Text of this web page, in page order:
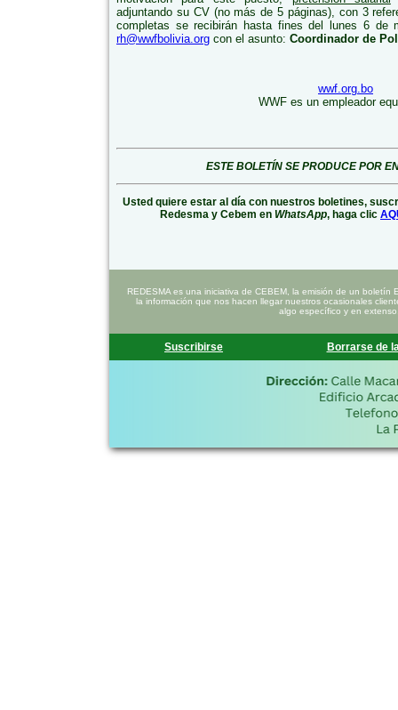
adjuntando su CV (no más de 5 páginas), con 3
completas se recibirán hasta fines del lunes 6 de
rh@wwfbolivia.org con el asunto: Coordinador de
wwf.org.bo
WWF es un empleador
ESTE BOLETÍN SE PRODUCE POR
Usted quiere estar al día con nuestros boletines,
Redesma y Cebem en WhatsApp, haga clic
REDESMA es una iniciativa de CEBEM, la emisión de un
la información que nos hacen llegar nuestros ocasionales
algo específico y en
Suscribirse Borrarse de